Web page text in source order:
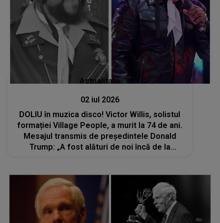
Actualitate
02 iul 2026
DOLIU în muzica disco! Victor Willis, solistul
formației Village People, a murit la 74 de ani.
Mesajul transmis de președintele Donald
Trump: „A fost alături de noi încă de la